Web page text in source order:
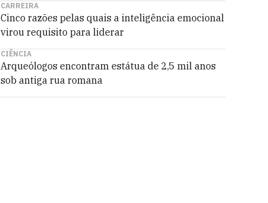
CARREIRA
Cinco razões pelas quais a inteligência emocional
virou requisito para liderar
CIÊNCIA
Arqueólogos encontram estátua de 2,5 mil anos
sob antiga rua romana